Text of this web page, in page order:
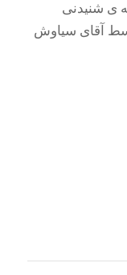
ی شنیدنی
آقای سیاوش